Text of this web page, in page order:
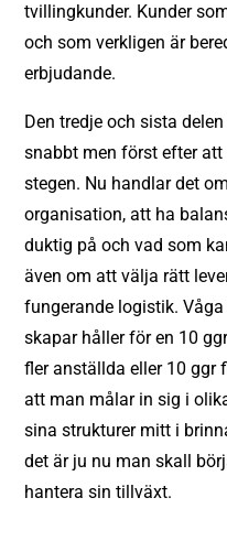
tvillingkunder. Kunder
och som verkligen är
erbjudande.
Den tredje och sista
snabbt men först efter
stegen. Nu handlar det
organisation, att ha
duktig på och vad som
även om att välja rätt
fungerande logistik.
skapar håller för en 10
fler anställda eller 10 ggr
att man målar in sig i
sina strukturer mitt i
det är ju nu man skall
hantera sin tillväxt.